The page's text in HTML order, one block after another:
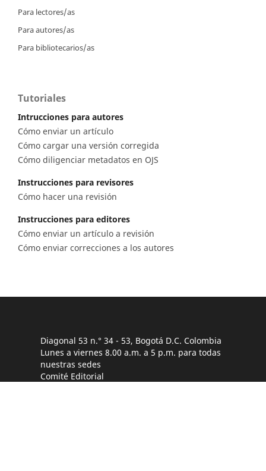
Para lectores/as
Para autores/as
Para bibliotecarios/as
Tutoriales
Intrucciones para autores
Cómo enviar un artículo
Cómo cargar una versión corregida
Cómo diligenciar metadatos en OJS
Instrucciones para revisores
Cómo hacer una revisión
Instrucciones para editores
Cómo enviar un artículo a revisión
Cómo enviar correcciones a los autores
Diagonal 53 n.° 34 - 53, Bogotá D.C. Colombia
Lunes a viernes 8.00 a.m. a 5 p.m. para todas
nuestras sedes
Comité Editorial